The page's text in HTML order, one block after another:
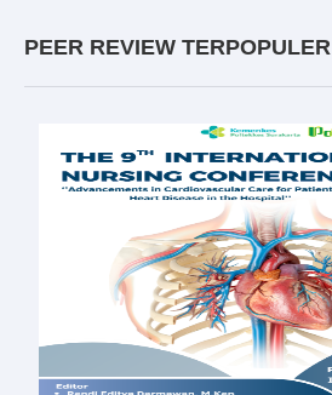
PEER REVIEW TERPOPULER